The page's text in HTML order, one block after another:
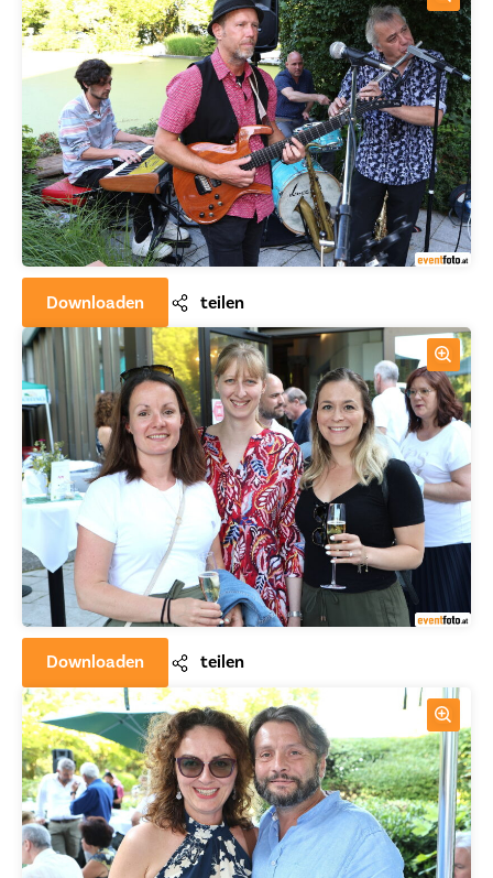
Downloaden teilen
Downloaden teilen